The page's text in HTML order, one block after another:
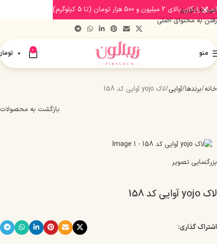
عبور به ناوبری
رفتن به محتوای اصلی
منو 0
0
خانه برندها آوایی لاک yojo آوایی کد 158
بازگشت به محصولات
بزرگنمایی تصویر
لاک yojo آوایی کد 158
اشتراک گذاری:
ارسال رایگان بالای 2 میلیون و 500 هزار تومان (تا 5 کیلوگرم)